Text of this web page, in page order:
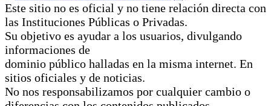
Este sitio no es oficial y no tiene relación directa con
las Instituciones Públicas o Privadas.
Su objetivo es ayudar a los usuarios, divulgando
informaciones de
dominio público halladas en la misma internet. En
sitios oficiales y de noticias.
No nos responsabilizamos por cualquier cambio o